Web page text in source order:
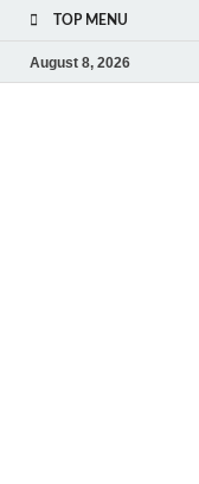
TOP MENU
August 8, 2026